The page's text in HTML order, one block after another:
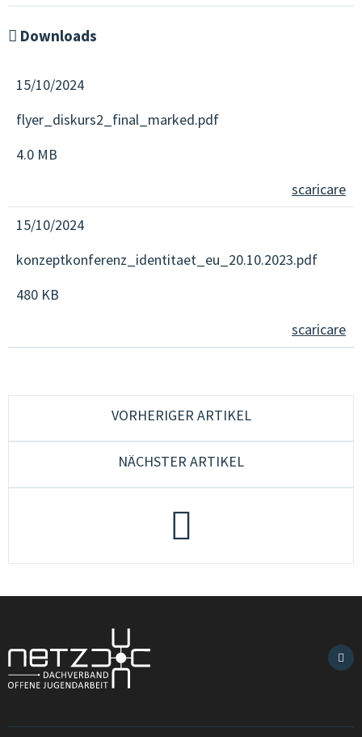
Downloads
15/10/2024
flyer_diskurs2_final_marked.pdf
4.0 MB
scaricare
15/10/2024
konzeptkonferenz_identitaet_eu_20.10.2023.pdf
480 KB
scaricare
VORHERIGER ARTIKEL
NÄCHSTER ARTIKEL